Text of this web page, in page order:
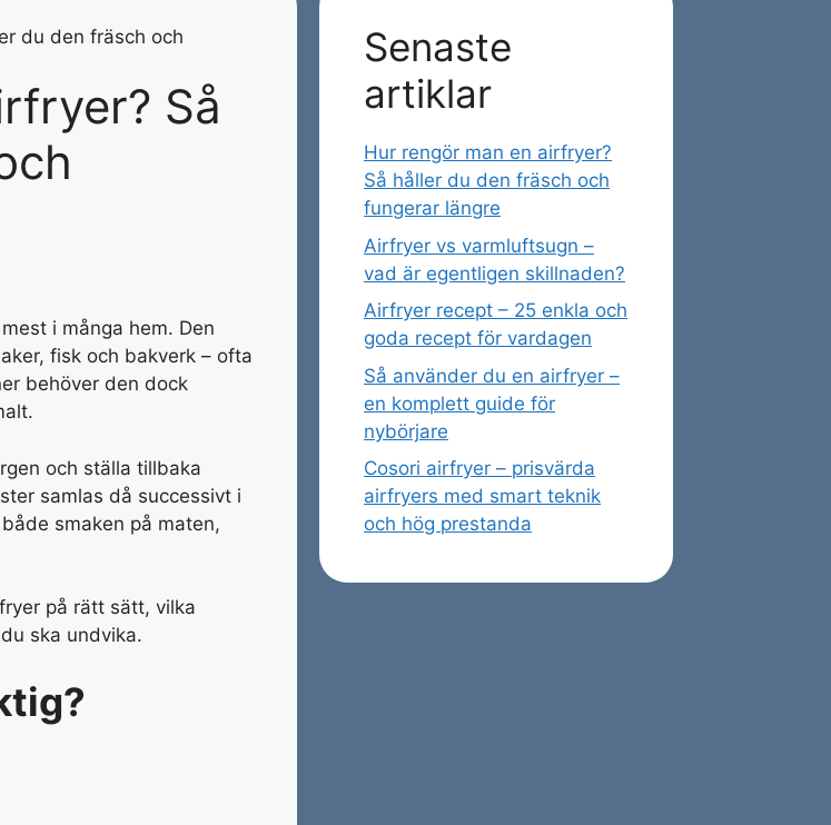
du den fräsch och
Så
i många hem. Den
fisk och bakverk – ofta
behöver den dock
och ställa tillbaka
samlas då successivt i
smaken på maten,
på rätt sätt, vilka
ska undvika.
Senaste
artiklar
Hur rengör man en airfryer?
Så håller du den fräsch och
fungerar längre
Airfryer vs varmluftsugn –
vad är egentligen skillnaden?
Airfryer recept – 25 enkla och
goda recept för vardagen
Så använder du en airfryer –
en komplett guide för
nybörjare
Cosori airfryer – prisvärda
airfryers med smart teknik
och hög prestanda